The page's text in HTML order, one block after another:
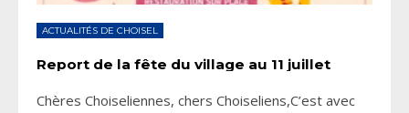
ACTUALITÉS DE CHOISEL
Report de la fête du village au 11 juillet
Chères Choiseliennes, chers Choiseliens,C’est avec